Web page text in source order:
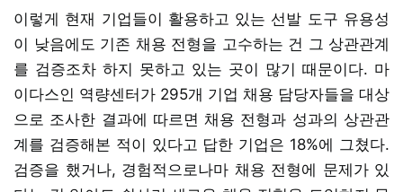
이렇게 현재 기업들이 활용하고 있는 선발 도구 유용성
이 낮음에도 기존 채용 전형을 고수하는 건 그 상관관계
를 검증조차 하지 못하고 있는 곳이 많기 때문이다. 마
이다스인 역량센터가 295개 기업 채용 담당자들을 대상
으로 조사한 결과에 따르면 채용 전형과 성과의 상관관
계를 검증해본 적이 있다고 답한 기업은 18%에 그쳤다.
검증을 했거나, 경험적으로나마 채용 전형에 문제가 있